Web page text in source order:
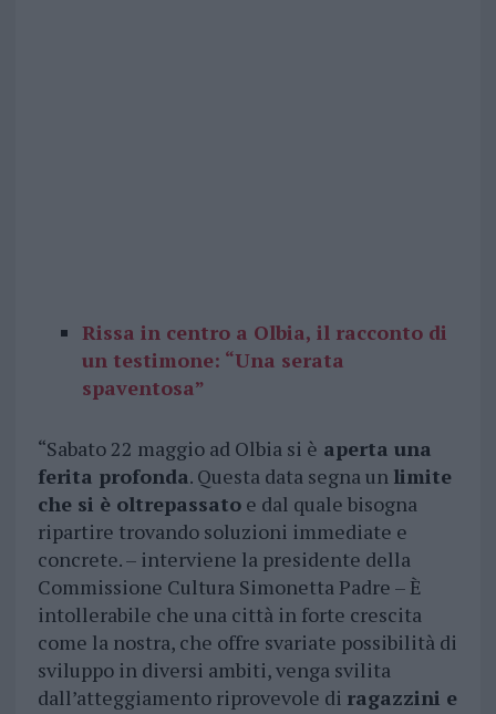
Rissa in centro a Olbia, il racconto di
un testimone: “Una serata
spaventosa”
“Sabato 22 maggio ad Olbia si è aperta una
ferita profonda. Questa data segna un limite
che si è oltrepassatoe dal quale bisogna
ripartire trovando soluzioni immediate e
concrete. – interviene la presidente della
Commissione Cultura Simonetta Padre – È
intollerabile che una città in forte crescita
come la nostra, che offre svariate possibilità di
sviluppo in diversi ambiti, venga svilita
dall’atteggiamento riprovevole di ragazzini e